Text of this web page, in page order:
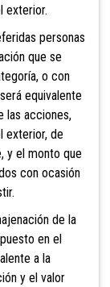
exterior.
personas
que se
o con
equivalente
las acciones,
exterior, de
y el monto que
con ocasión
de la
en el
a la
y el valor